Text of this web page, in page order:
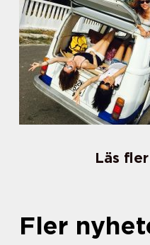
Läs
Fler